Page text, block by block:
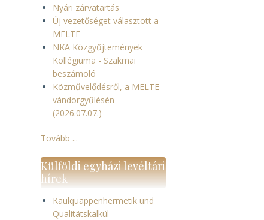
Nyári zárvatartás
Új vezetőséget választott a
MELTE
NKA Közgyűjtemények
Kollégiuma - Szakmai
beszámoló
Közművelődésről, a MELTE
vándorgyűlésén
(2026.07.07.)
Tovább ...
Külföldi egyházi levéltári
hírek
Kaulquappenhermetik und
Qualitätskalkül